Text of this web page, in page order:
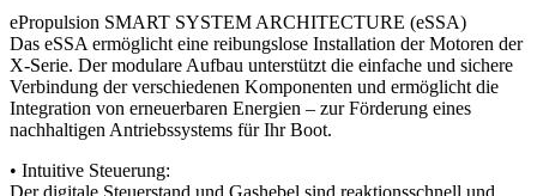
ePropulsion SMART SYSTEM ARCHITECTURE (eSSA)
Das eSSA ermöglicht eine reibungslose Installation der Motoren der
X-Serie. Der modulare Aufbau unterstützt die einfache und sichere
Verbindung der verschiedenen Komponenten und ermöglicht die
Integration von erneuerbaren Energien – zur Förderung eines
nachhaltigen Antriebssystems für Ihr Boot.
• Intuitive Steuerung: